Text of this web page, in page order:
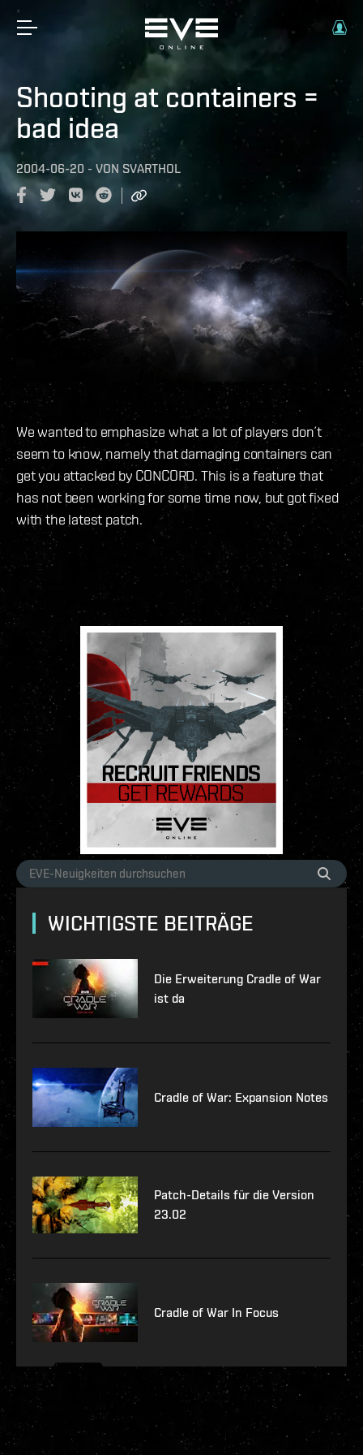
Shooting at containers =
bad idea
2004-06-20 - VON SVARTHOL
We wanted to emphasize what a lot of players don´t
seem to know, namely that damaging containers can
get you attacked by CONCORD. This is a feature that
has not been working for some time now, but got fixed
with the latest patch.
WICHTIGSTE BEITRÄGE
Die Erweiterung Cradle of War
ist da
Cradle of War: Expansion Notes
Patch-Details für die Version
23.02
Cradle of War In Focus